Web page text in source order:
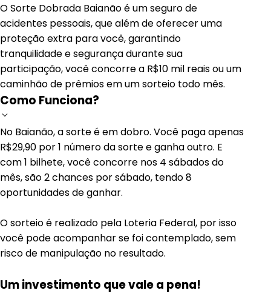
O Sorte Dobrada Baianão é um seguro de
acidentes pessoais, que além de oferecer uma
proteção extra para você, garantindo
tranquilidade e segurança durante sua
participação, você concorre a R$10 mil reais ou um
caminhão de prêmios em um sorteio todo mês.
Como Funciona?
No Baianão, a sorte é em dobro. Você paga apenas
R$29,90 por 1 número da sorte e ganha outro. E
com 1 bilhete, você concorre nos 4 sábados do
mês, são 2 chances por sábado, tendo 8
oportunidades de ganhar.
O sorteio é realizado pela Loteria Federal, por isso
você pode acompanhar se foi contemplado, sem
risco de manipulação no resultado.
Um investimento que vale a pena!